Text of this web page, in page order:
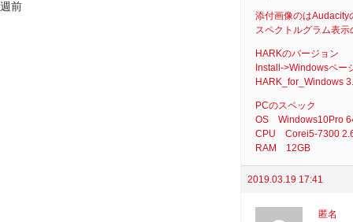
添付画像のはAudacity
スペクトルグラム表
HARKのバージョン
Install->Windowsペー
HARK_for_Windows
PCのスペック
OS Windows10Pro
CPU Corei5-7300
RAM 12GB
2019.03.19 17:41
匿名
週前